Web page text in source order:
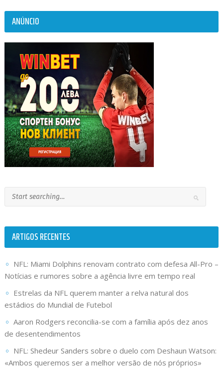
ANÚNCIO
ARTIGOS RECENTES
NFL: Miami Dolphins renovam contrato com defesa All-Pro –
Notícias e rumores sobre a agência livre em tempo real
Estrelas da NFL querem manter a relva natural dos
estádios do Mundial de Futebol
Aaron Rodgers reconcilia-se com a família após dez anos
de desentendimentos
NFL: Shedeur Sanders sobre o duelo com Deshaun Watson:
«Ambos queremos ser a melhor versão de nós próprios»